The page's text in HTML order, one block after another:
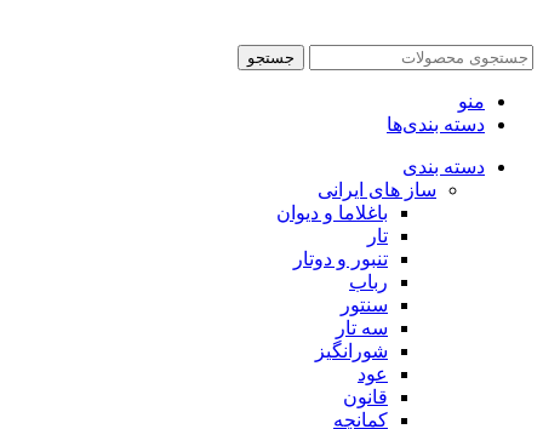
جستجو
منو
دسته بندی‌ها
دسته بندی
ساز های ایرانی
باغلاما و دیوان
تار
تنبور و دوتار
رباب
سنتور
سه تار
شورانگیز
عود
قانون
کمانچه